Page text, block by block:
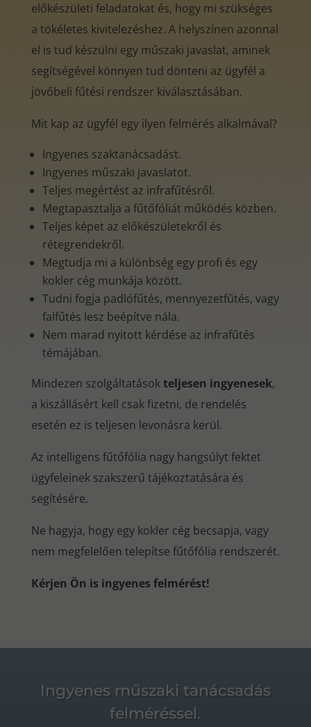
előkészületi feladatokat és, hogy mi szükséges
a tökéletes kivitelezéshez. A helyszínen azonnal
el is tud készülni egy műszaki javaslat, aminek
segítségével könnyen tud dönteni az ügyfél a
jövőbeli fűtési rendszer kiválasztásában.
Mit kap az ügyfél egy ilyen felmérés alkalmával?
Ingyenes szaktanácsadást.
Ingyenes műszaki javaslatot.
Teljes megértést az infrafűtésről.
Megtapasztalja a fűtőfóliát működés közben.
Teljes képet az előkészületekről és
rétegrendekről.
Megtudja mi a különbség egy profi és egy
kokler cég munkája között.
Tudni fogja padlófűtés, mennyezetfűtés, vagy
falfűtés lesz beépítve nála.
Nem marad nyitott kérdése az infrafűtés
témájában.
Mindezen szolgáltatásokteljesen ingyenesek,
a kiszállásért kell csak fizetni, de rendelés
esetén ez is teljesen levonásra kerül.
Az intelligens fűtőfólia nagy hangsúlyt fektet
ügyfeleinek szakszerű tájékoztatására és
segítésére.
Ne hagyja, hogy egy kokler cég becsapja, vagy
nem megfelelően telepítse fűtőfólia rendszerét.
Kérjen Ön is ingyenes felmérést!
Ingyenes műszaki tanácsadás
felméréssel.